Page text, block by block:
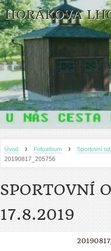
HORÁKOVA
Úvod › Fotoalbum › Sportovní
20190817_205756
SPORTOVNÍ
17.8.2019